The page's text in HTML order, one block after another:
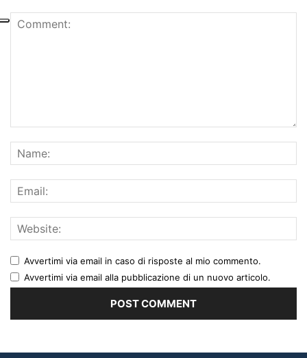
Avvertimi via email in caso di risposte al mio commento.
Avvertimi via email alla pubblicazione di un nuovo articolo.